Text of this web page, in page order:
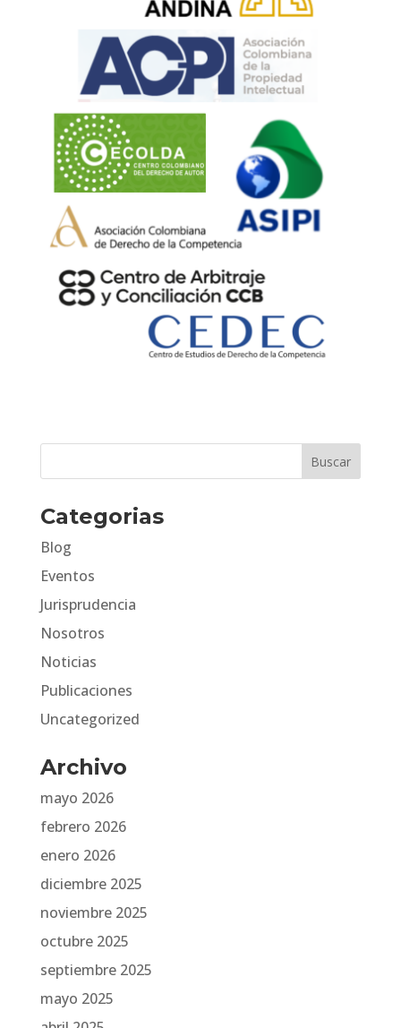
Categorias
Blog
Eventos
Jurisprudencia
Nosotros
Noticias
Publicaciones
Uncategorized
Archivo
mayo 2026
febrero 2026
enero 2026
diciembre 2025
noviembre 2025
octubre 2025
septiembre 2025
mayo 2025